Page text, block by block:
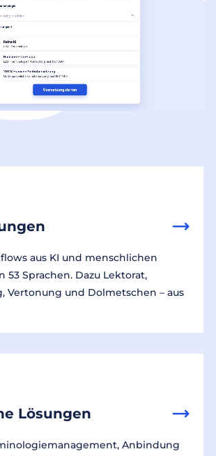
aus KI und menschlichen
53 Sprachen. Dazu Lektorat,
Vertonung und Dolmetschen – aus
Lösungen
Anbindung